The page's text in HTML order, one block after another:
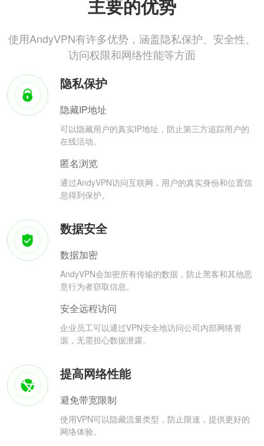
主要的优势
使用AndyVPN有许多优势，涵盖隐私保护、安全性、
访问权限和网络性能等方面
隐私保护
隐藏IP地址
可以隐藏用户的真实IP地址，防止第三方追踪用户的
在线活动。
匿名浏览
通过AndyVPN访问互联网，用户的真实身份和位置信
息得到保护。
数据安全
数据加密
AndyVPN会加密所有传输的数据，防止黑客和其他恶
意行为者窃取信息。
安全远程访问
企业员工可以通过VPN安全地访问公司内部网络资
源，无需担心数据泄露。
提高网络性能
避免带宽限制
使用VPN可以隐藏流量类型，防止限速，提供更好的
网络体验。